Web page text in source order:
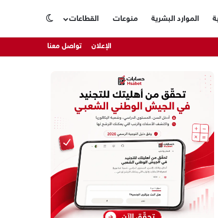
الموارد البشرية منوعات القطاعات
الإعلان تواصل معنا